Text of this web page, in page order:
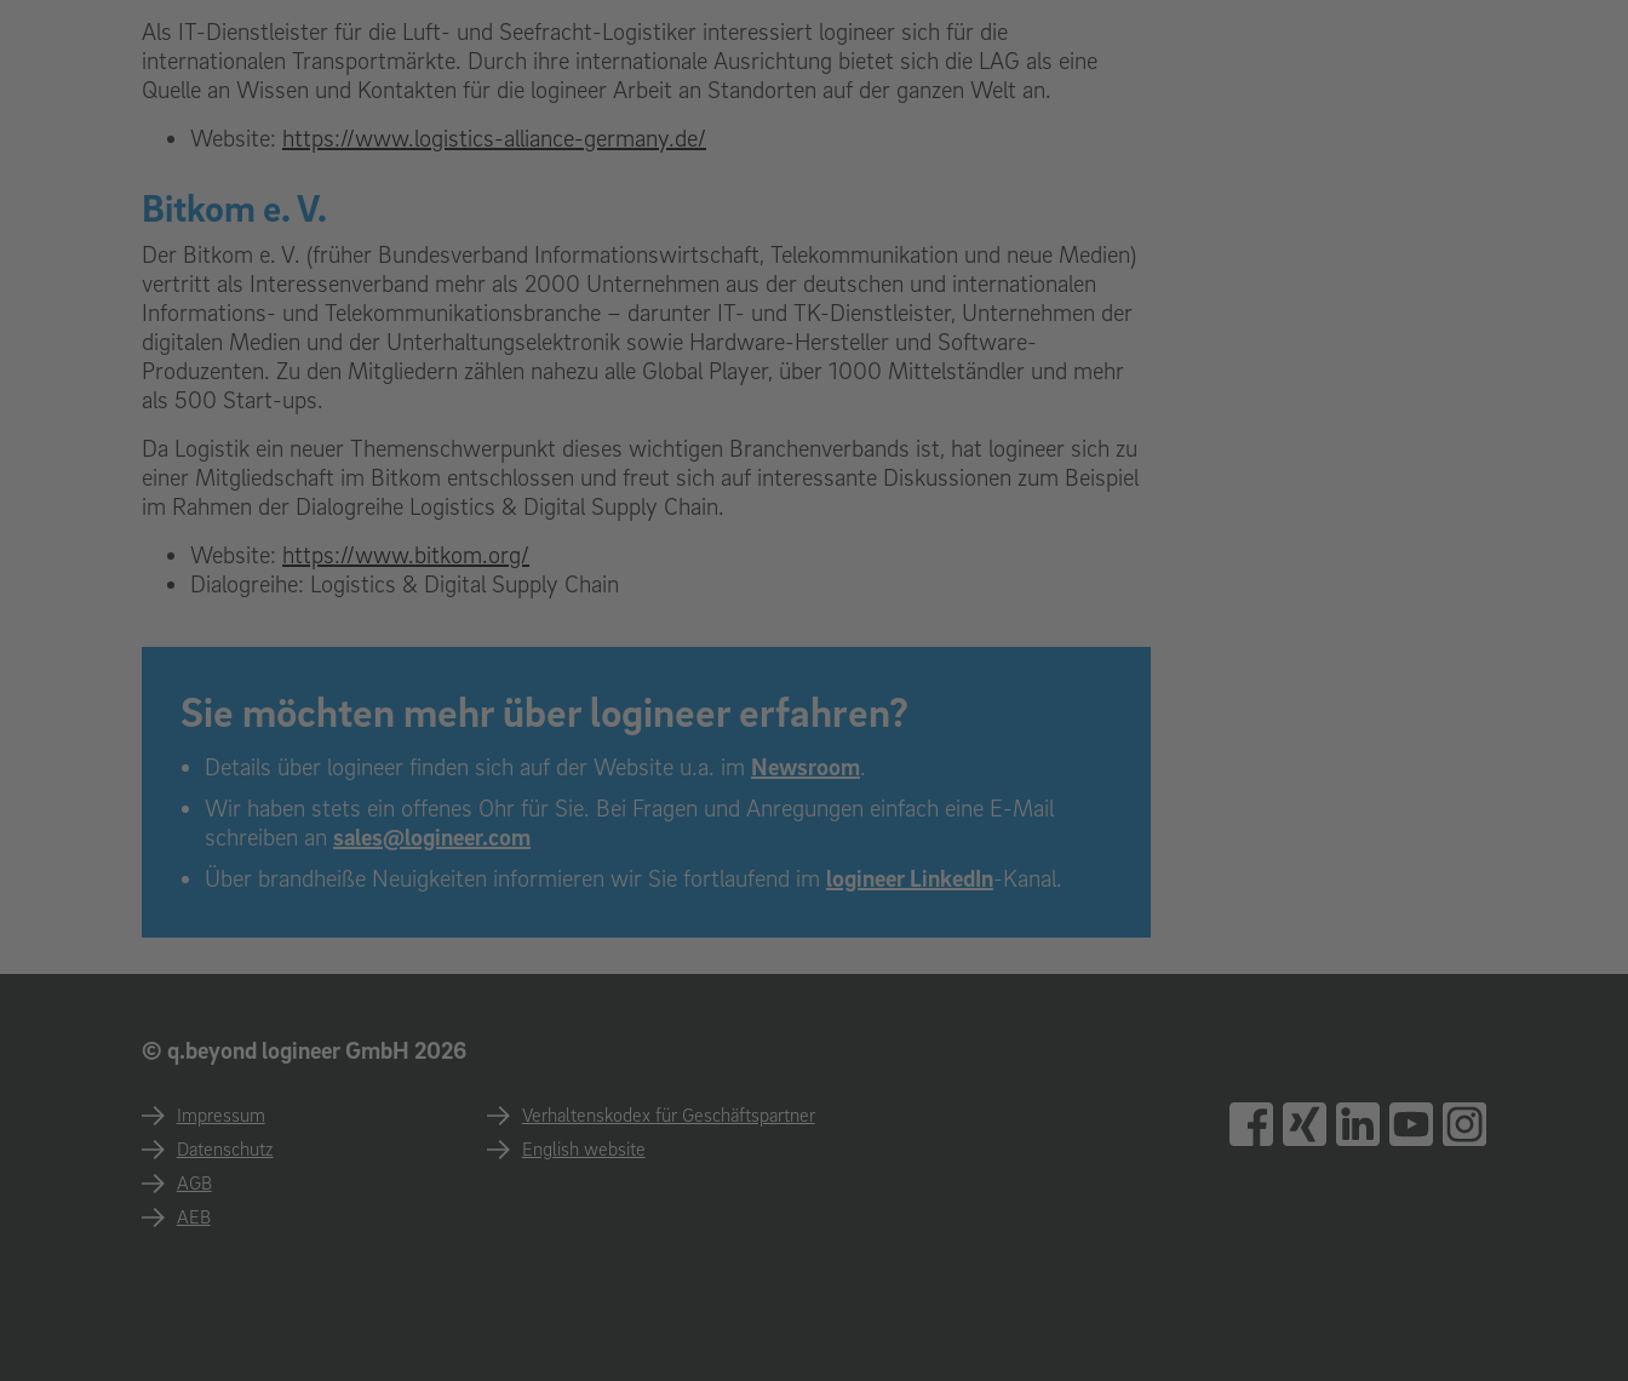
Als IT-Dienstleister für die Luft- und Seefracht-Logistiker interessiert logineer sich für die
internationalen Transportmärkte. Durch ihre internationale Ausrichtung bietet sich die LAG als eine
Quelle an Wissen und Kontakten für die logineer Arbeit an Standorten auf der ganzen Welt an.
Website: https://www.logistics-alliance-germany.de/
Bitkom e. V.
Der Bitkom e. V. (früher Bundesverband Informationswirtschaft, Telekommunikation und neue Medien)
vertritt als Interessenverband mehr als 2000 Unternehmen aus der deutschen und internationalen
Informations- und Telekommunikationsbranche – darunter IT- und TK-Dienstleister, Unternehmen der
digitalen Medien und der Unterhaltungselektronik sowie Hardware-Hersteller und Software-
Produzenten. Zu den Mitgliedern zählen nahezu alle Global Player, über 1000 Mittelständler und mehr
als 500 Start-ups.
Da Logistik ein neuer Themenschwerpunkt dieses wichtigen Branchenverbands ist, hat logineer sich zu
einer Mitgliedschaft im Bitkom entschlossen und freut sich auf interessante Diskussionen zum Beispiel
im Rahmen der Dialogreihe Logistics & Digital Supply Chain.
Website: https://www.bitkom.org/
Dialogreihe: Logistics & Digital Supply Chain
Sie möchten mehr über logineer erfahren?
Details über logineer finden sich auf der Website u.a. im Newsroom.
Wir haben stets ein offenes Ohr für Sie. Bei Fragen und Anregungen einfach eine E-Mail
schreiben an sales@logineer.com
Über brandheiße Neuigkeiten informieren wir Sie fortlaufend im logineer LinkedIn-Kanal.
© q.beyond logineer GmbH 2026
Impressum
Datenschutz
AGB
AEB
Verhaltenskodex für Geschäftspartner
English website